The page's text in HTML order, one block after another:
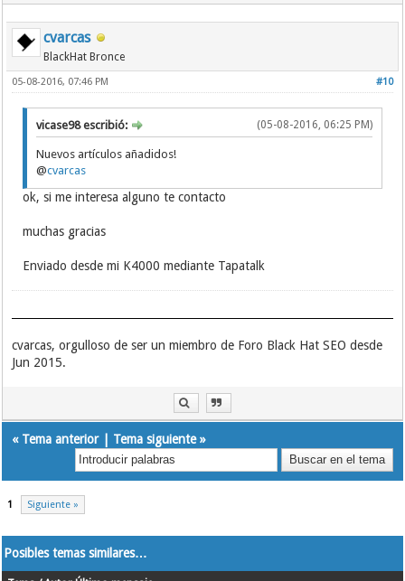
cvarcas
BlackHat Bronce
#10
05-08-2016, 07:46 PM
(05-08-2016, 06:25 PM)
vicase98 escribió:
Nuevos artículos añadidos!
@cvarcas
ok, si me interesa alguno te contacto
muchas gracias
Enviado desde mi K4000 mediante Tapatalk
cvarcas, orgulloso de ser un miembro de Foro Black Hat SEO desde
Jun 2015.
« Tema anterior| Tema siguiente»
1 Siguiente »
Posibles temas similares…